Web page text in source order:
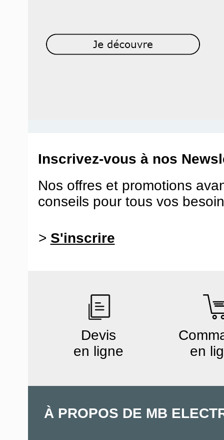
Inscrivez-vous à nos
Nos offres et promotions
conseils pour tous vos
> S'inscrire
Devis
en ligne
en
À PROPOS DE MB